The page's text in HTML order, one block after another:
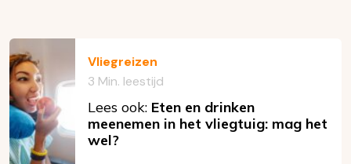
Vliegreizen
3 Min. leestijd
Lees ook: Eten en drinken
meenemen in het vliegtuig: mag het
wel?